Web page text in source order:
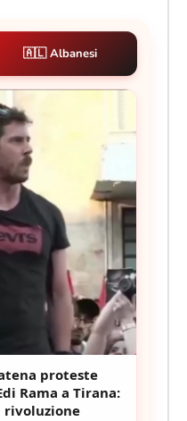
🇦🇱 Albanesi
proteste
Rama a Tirana:
rivoluzione